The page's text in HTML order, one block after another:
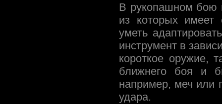
В рукопашном бою
из которых имеет
уметь
инструмент в
короткое оружие,
ближнего боя и
например, меч или
удара.